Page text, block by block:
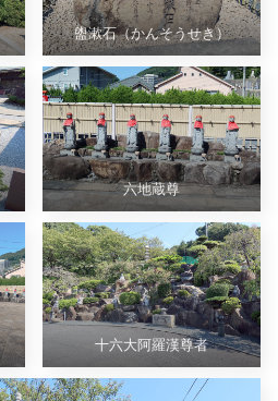
盥漱石（かんそうせき）
六地蔵尊
十六大阿羅漢尊者